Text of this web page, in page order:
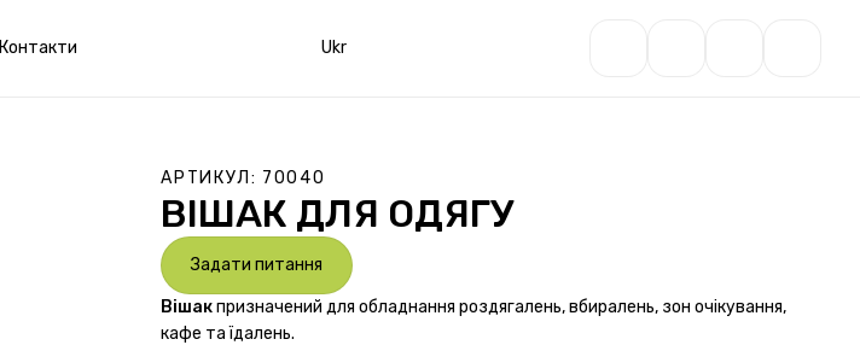
Контакти Ukr
АРТИКУЛ: 70040
ВІШАК ДЛЯ ОДЯГУ
Задати питання
Вішакпризначений для обладнання роздягалень, вбиралень, зон очікування,
кафе та їдалень.